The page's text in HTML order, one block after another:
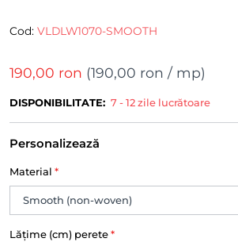
Cod: VLDLW1070-SMOOTH
190,00 ron (190,00 ron / mp)
DISPONIBILITATE: 7 - 12 zile lucrătoare
Personalizează
Material *
Lățime (cm) perete *